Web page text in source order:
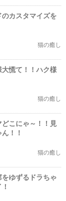
カスタマイズを
猫の癒し
慌て！！ハク様
猫の癒し
こにゃ～！！見
！！
猫の癒し
ゆずるドラちゃ